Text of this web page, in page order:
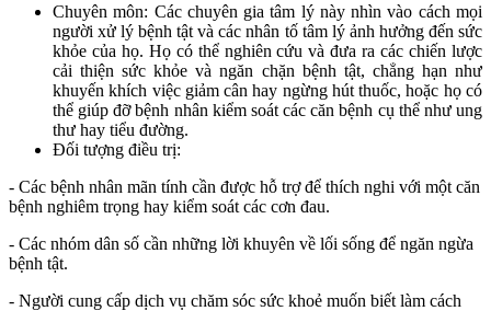
Chuyên môn: Các chuyên gia tâm lý này nhìn vào cách mọi
người xử lý bệnh tật và các nhân tố tâm lý ảnh hưởng đến sức
khỏe của họ. Họ có thể nghiên cứu và đưa ra các chiến lược
cải thiện sức khỏe và ngăn chặn bệnh tật, chẳng hạn như
khuyến khích việc giảm cân hay ngừng hút thuốc, hoặc họ có
thể giúp đỡ bệnh nhân kiểm soát các căn bệnh cụ thể như ung
thư hay tiểu đường.
Đối tượng điều trị:
- Các bệnh nhân mãn tính cần được hỗ trợ để thích nghi với một căn
bệnh nghiêm trọng hay kiểm soát các cơn đau.
- Các nhóm dân số cần những lời khuyên về lối sống để ngăn ngừa
bệnh tật.
- Người cung cấp dịch vụ chăm sóc sức khoẻ muốn biết làm cách